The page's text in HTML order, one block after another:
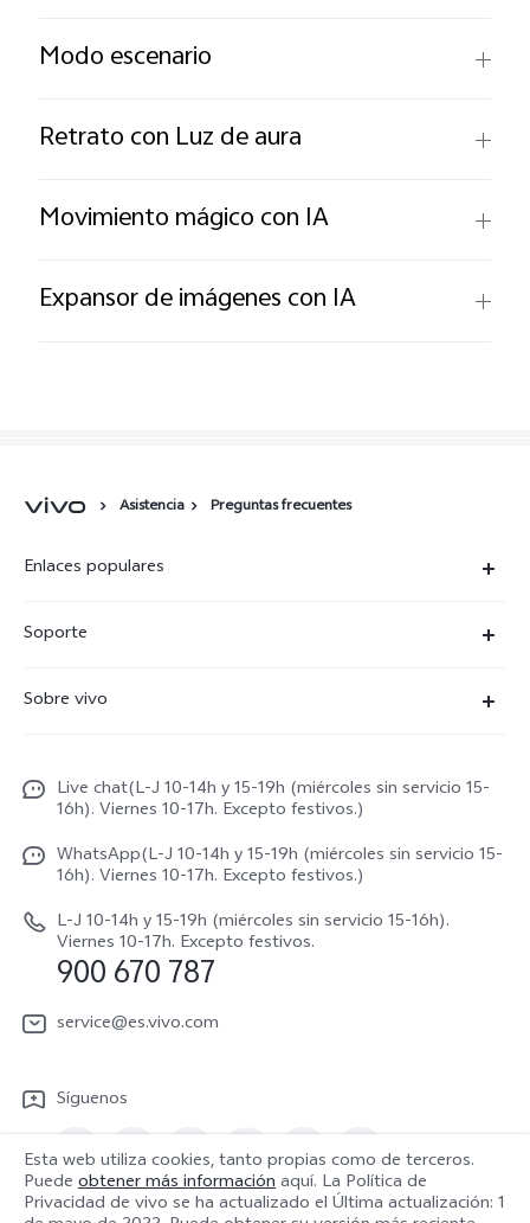
Modo escenario
Retrato con Luz de aura
Movimiento mágico con IA
Expansor de imágenes con IA
Asistencia Preguntas frecuentes
Enlaces populares
X300
V70 5G
V70 FE
V70 Lite 5G
Y31 5G
Soporte
Autenticación de IMEI
Gestión de reparaciones
Manual de usuario
Actualización de sistema
Actualizar registro
Instrucciones de Garantía
Sobre vivo
Netiqueta vivo
Avisos legales
Acerca de nosotros
Sostenibilidad
Centro de privacidad de vivo
Live chat(L-J 10-14h y 15-19h (miércoles sin servicio 15-
16h). Viernes 10-17h. Excepto festivos.)
WhatsApp(L-J 10-14h y 15-19h (miércoles sin servicio 15-
16h). Viernes 10-17h. Excepto festivos.)
L-J 10-14h y 15-19h (miércoles sin servicio 15-16h).
Viernes 10-17h. Excepto festivos.
900 670 787
service@es.vivo.com
Síguenos
Esta web utiliza cookies, tanto propias como de terceros.
Puede obtener más informaciónaquí. La Política de
Privacidad de vivo se ha actualizado el Última actualización: 1